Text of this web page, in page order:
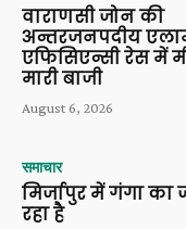
वाराणसी जोन की
अन्तरजनपदीय
एफिसिएन्सी रेस में
मारी बाजी
August 6, 2026
समाचार
मिर्जापुर में गंगा
रहा है